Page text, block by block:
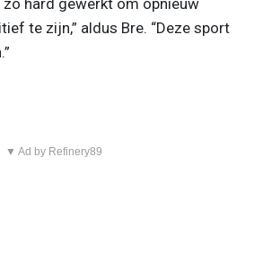
te zijn,” aldus Bre. “Deze sport
▼ Ad by Refinery89